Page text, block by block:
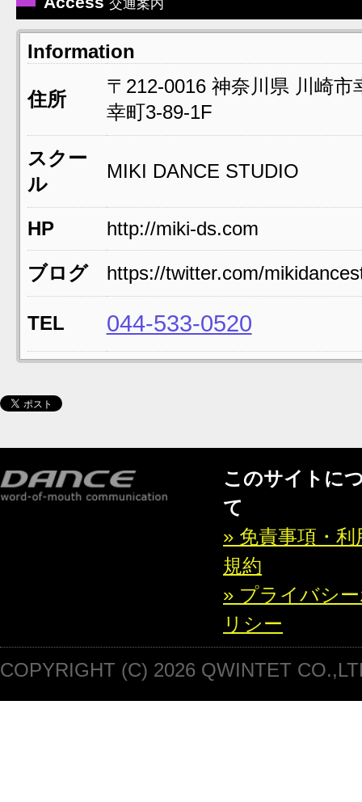
交通案内
Information
住所
〒212-0016 神奈川県 川崎市
幸町3-89-1F
スクー
ル
MIKI DANCE STUDIO
HP http://miki-ds.com
ブログ https://twitter.com/
TEL 044-533-0520
このサイトに
て
» 免責事項・利
規約
» プライバシ
リシー
COPYRIGHT (C) 2026 QWINTET